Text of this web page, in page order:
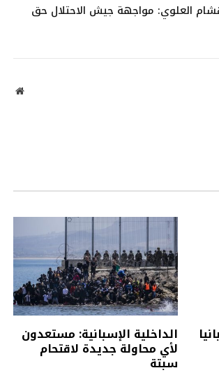
العلوي: مواجهة جيش الاحتلال حق
موقع
الداخلية الإسبانية: مستعدون
لأي محاولة جديدة لاقتحام
سبتة